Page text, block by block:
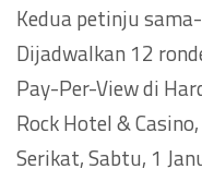
Kedua petinju
Dijadwalkan 12
Pay-Per-View di
Rock Hotel &
Serikat, Sabtu, 1